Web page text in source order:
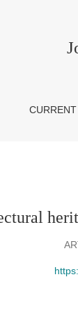
risk. The
CURRENT